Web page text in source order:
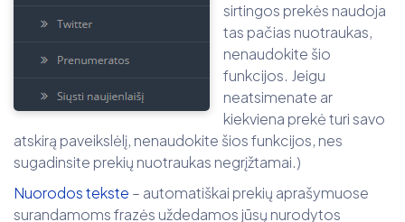
sirtingos prekės naudoja
tas pačias nuotraukas,
nenaudokite šio
funkcijos. Jeigu
neatsimenate ar
kiekviena prekė turi savo
atskirą paveikslėlį, nenaudokite šios funkcijos, nes
sugadinsite prekių nuotraukas negrįžtamai.)
Nuorodos tekste – automatiškai prekių aprašymuose
surandamoms frazės uždedamos jūsų nurodytos